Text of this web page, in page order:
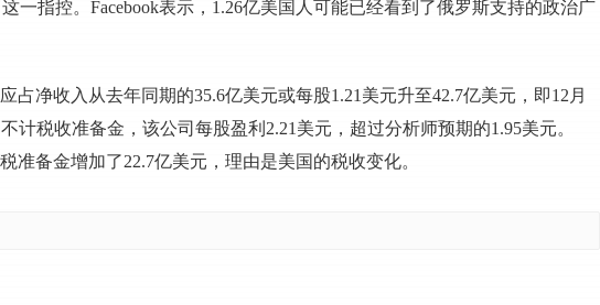
一指控。Facebook表示，1.26亿美国人可能已经看到了俄罗斯支持的政治广
占净收入从去年同期的35.6亿美元或每股1.21美元升至42.7亿美元，即12月
计税收准备金，该公司每股盈利2.21美元，超过分析师预期的1.95美元。
准备金增加了22.7亿美元，理由是美国的税收变化。